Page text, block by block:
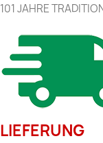
101 JAHRE
LIEFERUNG